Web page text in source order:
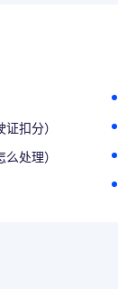
扣分）
处理）